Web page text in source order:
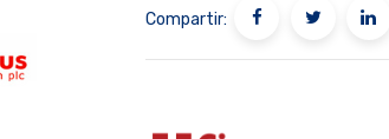
Compartir: